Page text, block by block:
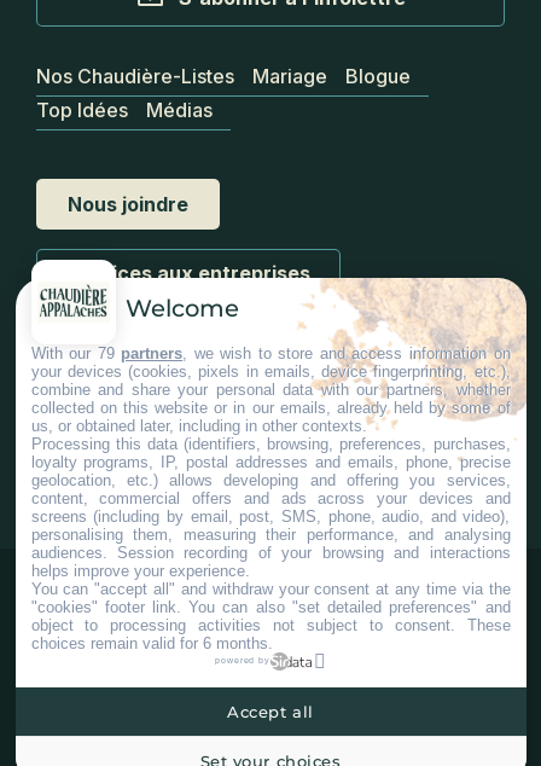
#ChaudiereAppalaches
Nous joindre
Services aux entreprises
Nos Chaudière-Listes Mariage
Blogue
Top Idées
Médias
Confidentialité Paramètres Cookies
Welcome
With our 79 partners , we wish to store and access information on
your devices (cookies, pixels in emails, device fingerprinting, etc.),
combine and share your personal data with our partners, whether
collected on this website or in our emails, already held by some of
us, or obtained later, including in other contexts.
Processing this data (identifiers, browsing, preferences, purchases,
loyalty programs, IP, postal addresses and emails, phone, precise
geolocation, etc.) allows developing and offering you services,
content, commercial offers and ads across your devices and
screens (including by email, post, SMS, phone, audio, and video),
personalising them, measuring their performance, and analysing
audiences. Session recording of your browsing and interactions
helps improve your experience.
You can "accept all" and withdraw your consent at any time via the
"cookies" footer link . You can also "set detailed preferences" and
object to processing activities not subject to consent. These
choices remain valid for 6 months.
powered by
Set your choices
Accept all